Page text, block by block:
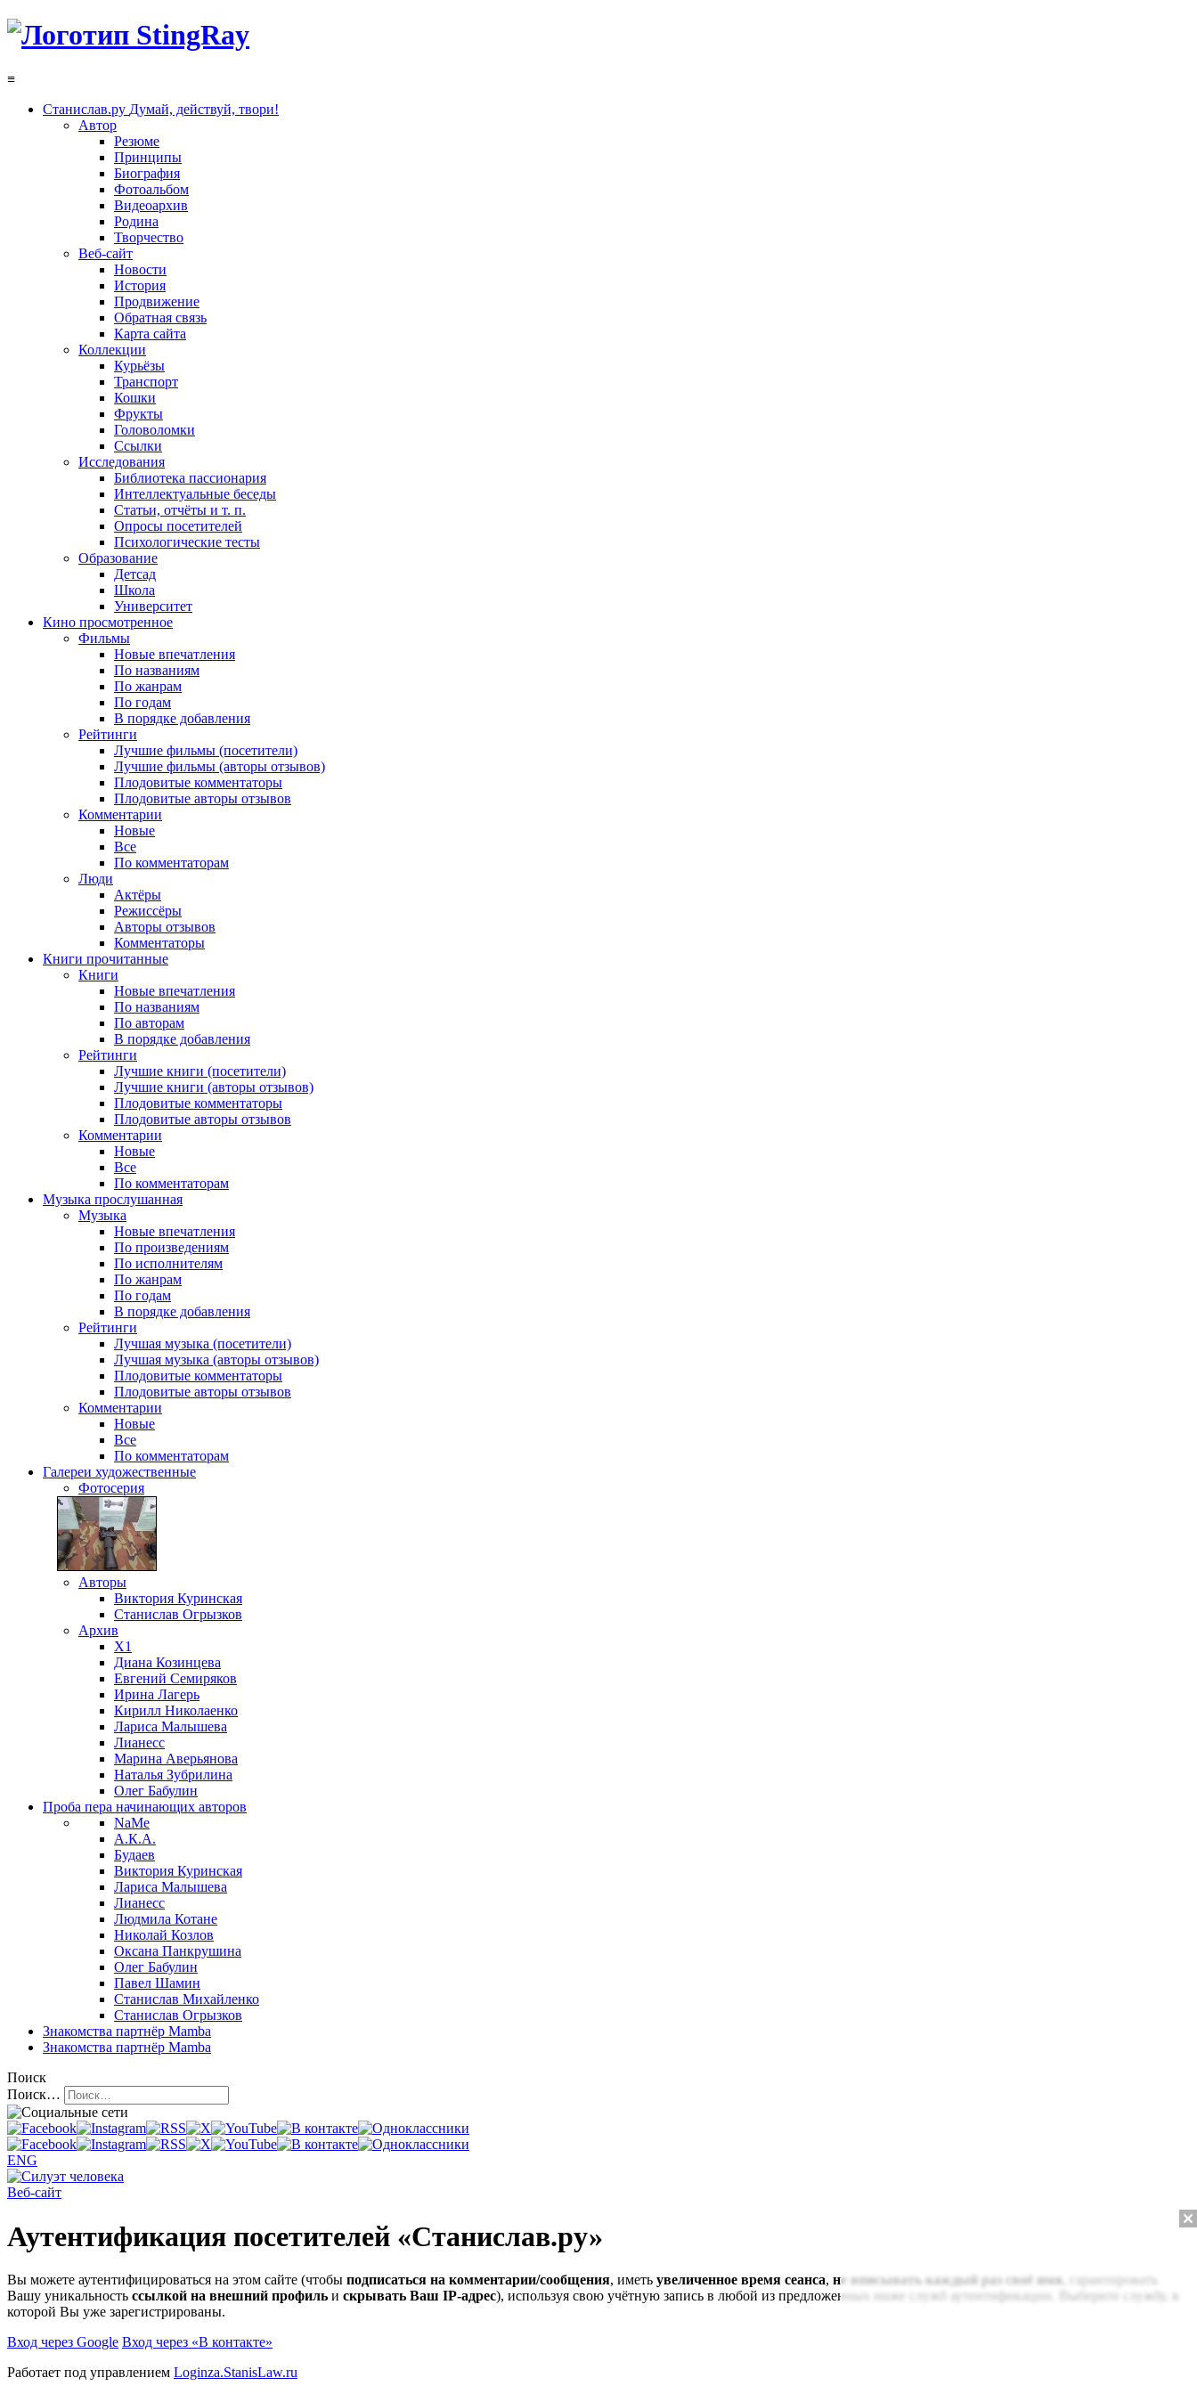
≡
Станислав.ру Думай, действуй, твори!
Автор
Резюме
Принципы
Биография
Фотоальбом
Видеоархив
Родина
Творчество
Веб-сайт
Новости
История
Продвижение
Обратная связь
Карта сайта
Коллекции
Курьёзы
Транспорт
Кошки
Фрукты
Головоломки
Ссылки
Исследования
Библиотека пассионария
Интеллектуальные беседы
Статьи, отчёты и т. п.
Опросы посетителей
Психологические тесты
Образование
Детсад
Школа
Университет
Кино просмотренное
Фильмы
Новые впечатления
По названиям
По жанрам
По годам
В порядке добавления
Рейтинги
Лучшие фильмы (посетители)
Лучшие фильмы (авторы отзывов)
Плодовитые комментаторы
Плодовитые авторы отзывов
Комментарии
Новые
Все
По комментаторам
Люди
Актёры
Режиссёры
Авторы отзывов
Комментаторы
Книги прочитанные
Книги
Новые впечатления
По названиям
По авторам
В порядке добавления
Рейтинги
Лучшие книги (посетители)
Лучшие книги (авторы отзывов)
Плодовитые комментаторы
Плодовитые авторы отзывов
Комментарии
Новые
Все
По комментаторам
Музыка прослушанная
Музыка
Новые впечатления
По произведениям
По исполнителям
По жанрам
По годам
В порядке добавления
Рейтинги
Лучшая музыка (посетители)
Лучшая музыка (авторы отзывов)
Плодовитые комментаторы
Плодовитые авторы отзывов
Комментарии
Новые
Все
По комментаторам
Галереи художественные
Фотосерия
Авторы
Виктория Куринская
Станислав Огрызков
Архив
X1
Диана Козинцева
Евгений Семиряков
Ирина Лагерь
Кирилл Николаенко
Лариса Малышева
Лианесс
Марина Аверьянова
Наталья Зубрилина
Олег Бабулин
Проба пера начинающих авторов
NaMe
А.К.А.
Будаев
Виктория Куринская
Лариса Малышева
Лианесс
Людмила Котане
Николай Козлов
Оксана Панкрушина
Олег Бабулин
Павел Шамин
Станислав Михайленко
Станислав Огрызков
Знакомства партнёр Mamba
Знакомства партнёр Mamba
Поиск
Поиск…
ENG
Веб-сайт
Аутентификация посетителей «Станислав.ру»
Вы можете аутентифицироваться на этом сайте (чтобы подписаться на комментарии/сообщения, иметь увеличенное время сеанса, не вписывать каждый раз своё имя , гарантировать
Вашу уникальность ссылкой на внешний профиль и скрывать Ваш IP-адрес), используя свою учётную запись в любой из предложенных ниже служб аутентификации. Выберите службу, в
которой Вы уже зарегистрированы.
Вход через Google Вход через «В контакте»
Работает под управлением Loginza.StanisLaw.ru